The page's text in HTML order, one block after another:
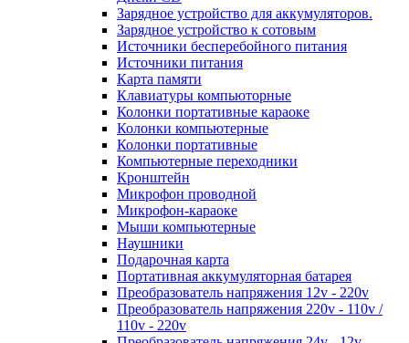
Зарядное устройство для аккумуляторов.
Зарядное устройство к сотовым
Источники бесперебойного питания
Источники питания
Карта памяти
Клавиатуры компьюторные
Колонки портативные караоке
Колонки компьютерные
Колонки портативные
Компьютерные переходники
Кронштейн
Микрофон проводной
Микрофон-караоке
Мыши компьютерные
Наушники
Подарочная карта
Портативная аккумуляторная батарея
Преобразователь напряжения 12v - 220v
Преобразователь напряжения 220v - 110v /
110v - 220v